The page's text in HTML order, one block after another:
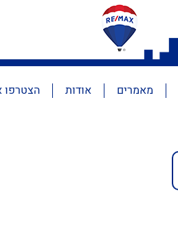
מאמרים אודות הצטרפו